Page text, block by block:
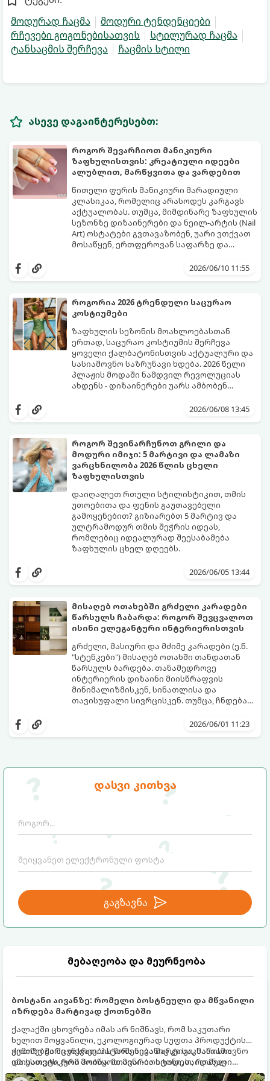
დასვი კითხვა
გაგზავნა
მებაღეობა და მეურნეობა
ბოსტანი აივანზე: რომელი ბოსტნეული და მწვანილი
იზრდება მარტივად ქოთნებში
ქალაქში ცხოვრება იმას არ ნიშნავს, რომ საკუთარი
ხელით მოყვანილი, ეკოლოგიურად სუფთა პროდუქტის
გემოზე უარი თქვათ. პატარა აივანიც კი საკმარისია
იმისათვის, რომ მოიწყოთ მინი-ბოსტანი, საიდანაც
ყოველდღიურად ახალ, არომატულ მწვანილსა და
ქოთნებში მცენარეების მოშენება მარტივი, სასიამოვნო
და ესთეტიკური ჰობია. მთავარია იცოდეთ, რომელი
კულტურები ეგუებიან ქოთნის პირობებს ყველაზე კარგად
მოდურად ჩაცმა
მოდური ტენდენციები
რჩევები გოგონებისათვის
სტილურად ჩაცმა
ტანსაცმის შერჩევა
ჩაცმის სტილი
ასევე დაგაინტერესებთ:
როგორ შევარჩიოთ მანიკიური
ზაფხულისთვის: კრეატიული იდეები
ალუბლით, მარწყვითა და ვარდებით
წითელი ფერის მანიკიური მარადიული
კლასიკაა, რომელიც არასოდეს კარგავს
აქტუალობას. თუმცა, მიმდინარე ზაფხულის
სეზონზე დიზაინერები და ნეილ-არტის (Nail
Art) ოსტატები გვთავაზობენ, უარი ვთქვათ
მოსაწყენ, ერთფეროვან საფარზე და
წვნიანი და რომანტიკული განწყობა
კლასიკური ალისფერიდან დაწყებული,
ექსპერიმენტებისთვის. გაიგეთ, რომელი
სამი მთავარი პრინტი იქნება ივნისის
ყველაზე ცხელი ტრენდი ფრჩხილების
მოდაში:
2026/06/10 11:55
როგორია 2026 ტრენდული საცურაო
კოსტიუმები
ზაფხულის სეზონის მოახლოებასთან
ერთად, საცურაო კოსტიუმის შერჩევა
ყოველი ქალბატონისთვის აქტუალური და
სასიამოვნო საზრუნავი ხდება. 2026 წელი
პლაჟის მოდაში ნამდვილ რევოლუციას
ახდენს - დიზაინერები უარს ამბობენ
აქცენტს აკეთებენ კომფორტის,
გაძლევთ იყოთ მაქსიმალურად თამამი,
კომფორტულად იგრძნოთ. გაიგეთ,
რომელი საცურაო კოსტიუმები იქნება 2026
წლის ზაფხულის მთავარი ჰიტი:
2026/06/08 13:45
როგორ შევინარჩუნოთ გრილი და
მოდური იმიჯი: 5 მარტივი და ლამაზი
ვარცხნილობა 2026 წლის ცხელი
ზაფხულისთვის
დაიღალეთ რთული სტილისტიკით, თმის
უთოებითა და ფენის გაუთავებელი
გამოყენებით? გიზიარებთ 5 მარტივ და
ულტრამოდურ თმის შეჭრის იდეას,
რომლებიც იდეალურად შეესაბამება
ზაფხულის ცხელ დღეებს.
სცდება, ხოლო ჰაერის ტენიანობა პიკს
არის იმის დრო, რომ 45 წუთი დახარჯოთ
თმის დახვევაზე, ფენთან ბრძოლაში
ოფლით და მერე მთელი დღე შუბლზე
მიწებებულ წინამოს ეჩხუბოთ.
წარმოგიდგენთ 5 მოდურ იდეას, რომლებიც
ზაფხულში მაქსიმალურ კომფორტსა და
გრილ განწყობას შეგინარჩუნებთ:
2026/06/05 13:44
მისაღებ ოთახებში გრძელი კარადები ​​
წარსულს ჩაბარდა: როგორ შევცვალოთ
ისინი ელეგანტური ინტერიერისთვის
გრძელი, მასიური და მძიმე კარადები (ე.წ.
"სტენკები") მისაღებ ოთახში თანდათან
წარსულს ბარდება. თანამედროვე
ინტერიერის დიზაინი მიისწრაფვის
მინიმალიზმისკენ, სინათლისა და
თავისუფალი სივრცისკენ. თუმცა, ჩნდება
ან ჭურჭელი ისე, რომ ოთახი მოდურადაც
დიდი კარადის საუკეთესო და დახვეწილი
2026/06/01 11:23